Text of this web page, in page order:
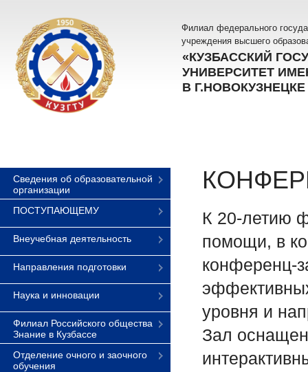
Филиал федерального
учреждения высшего
«КУЗБАССКИЙ
УНИВЕРСИТЕТ
В Г.НОВОКУЗНЕЦКЕ
Сведения об образовательной
организации
ПОСТУПАЮЩЕМУ
Внеучебная деятельность
Направления подготовки
Наука и инновации
Филиал Российского общества
Знание в Кузбассе
Отделение очного и заочного
обучения
К 20-летию
помощи, в
конференц-
уровня и
Зал